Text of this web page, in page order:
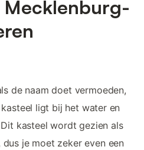
de naam doet vermoeden,
ligt bij het water en
kasteel wordt gezien als
je moet zeker even een